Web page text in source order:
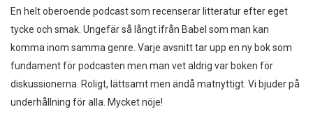
En helt oberoende podcast som recenserar litteratur efter eget
tycke och smak. Ungefär så långt ifrån Babel som man kan
komma inom samma genre. Varje avsnitt tar upp en ny bok som
fundament för podcasten men man vet aldrig var boken för
diskussionerna. Roligt, lättsamt men ändå matnyttigt. Vi bjuder på
underhållning för alla. Mycket nöje!